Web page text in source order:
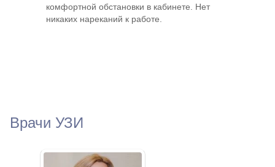
комфортной обстановки в кабинете. Нет
никаких нареканий к работе.
Врачи УЗИ